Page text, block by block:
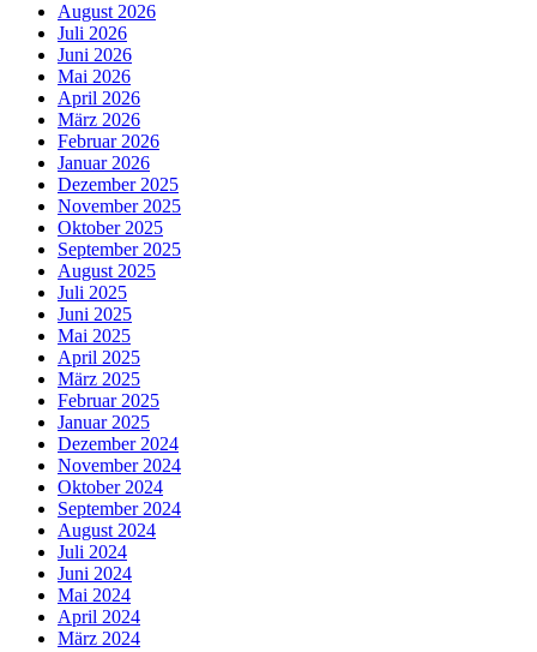
August 2026
Juli 2026
Juni 2026
Mai 2026
April 2026
März 2026
Februar 2026
Januar 2026
Dezember 2025
November 2025
Oktober 2025
September 2025
August 2025
Juli 2025
Juni 2025
Mai 2025
April 2025
März 2025
Februar 2025
Januar 2025
Dezember 2024
November 2024
Oktober 2024
September 2024
August 2024
Juli 2024
Juni 2024
Mai 2024
April 2024
März 2024